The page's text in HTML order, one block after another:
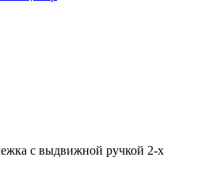
с выдвижной ручкой 2-х